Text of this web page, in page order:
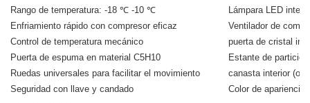
Rango de temperatura: -18 ℃ -10 ℃
Enfriamiento rápido con compresor eficaz
Control de temperatura mecánico
Puerta de espuma en material C5H10
Ruedas universales para facilitar el movimiento
Seguridad con llave y candado
Lámpara LED
Ventilador de
puerta de cristal
Estante de
canasta interior
Color de apariencia